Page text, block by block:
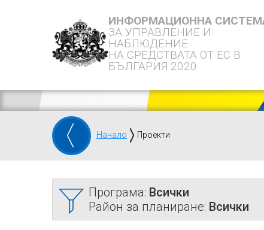
ИНФОРМАЦИОННА
ЗА УПРАВЛЕНИЕ И
НАБЛЮДЕНИЕ
НА СРЕДСТВАТА ОТ ЕС В
БЪЛГАРИЯ 2020
Начало Проекти
Програма: Всички
Район за планиране: Всички